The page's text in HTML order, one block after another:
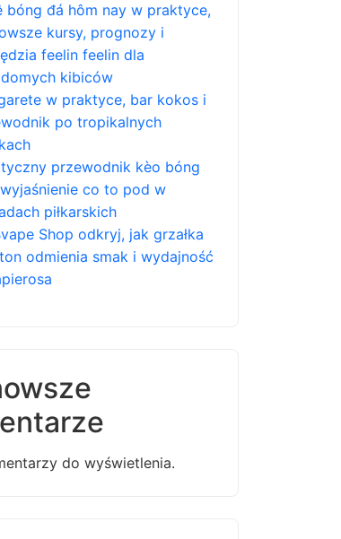
bóng đá hôm nay w praktyce,
kursy, prognozy i
feelin feelin dla
kibiców
w praktyce, bar kokos i
po tropikalnych
przewodnik kèo bóng
co to pod w
piłkarskich
Shop odkryj, jak grzałka
odmienia smak i wydajność
do wyświetlenia.